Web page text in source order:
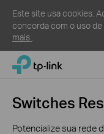
Este site usa cookies.
concorda com o uso de
mais
Click
navigation
TP-Link, Reliably Smart
Switches
Potencialize sua rede